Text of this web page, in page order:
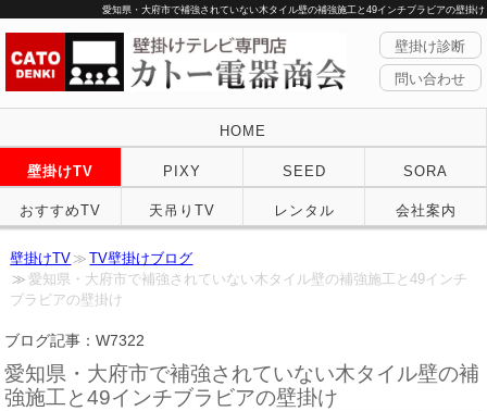
愛知県・大府市で補強されていない木タイル壁の補強施工と49インチブラビアの壁掛け
壁掛け診断
問い合わせ
HOME
壁掛けTV PIXY SEED SORA
おすすめTV 天吊りTV レンタル 会社案内
壁掛けTV
TV壁掛けブログ
愛知県・大府市で補強されていない木タイル壁の補強施工と49インチ
ブラビアの壁掛け
ブログ記事：W7322
愛知県・大府市で補強されていない木タイル壁の補
強施工と49インチブラビアの壁掛け